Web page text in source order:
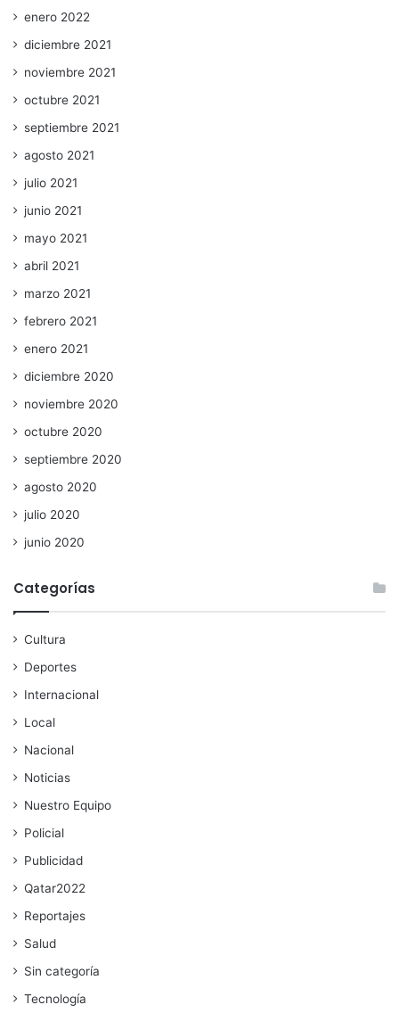
enero 2022
diciembre 2021
noviembre 2021
octubre 2021
septiembre 2021
agosto 2021
julio 2021
junio 2021
mayo 2021
abril 2021
marzo 2021
febrero 2021
enero 2021
diciembre 2020
noviembre 2020
octubre 2020
septiembre 2020
agosto 2020
julio 2020
junio 2020
Categorías
Cultura
Deportes
Internacional
Local
Nacional
Noticias
Nuestro Equipo
Policial
Publicidad
Qatar2022
Reportajes
Salud
Sin categoría
Tecnología